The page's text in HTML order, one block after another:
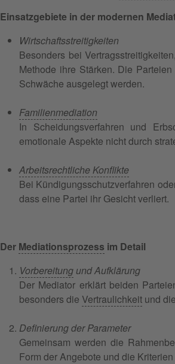
Einsatzgebiete in der modernen
Wirtschaftsstreitigkeiten
Besonders bei
Methode ihre Stärken. Die
Schwäche ausgelegt werden.
Familienmediation
In Scheidungsverfahren und
emotionale Aspekte nicht durch
Arbeitsrechtliche Konflikte
Bei Kündigungsschutzverfahren
dass eine Partei ihr Gesicht verliert.
Der Mediationsprozess im Detail
Vorbereitung und Aufklärung
Der Mediator erklärt beiden
besonders die Vertraulichkeit und die
Definierung der Parameter
Gemeinsam werden die
Form der Angebote und die